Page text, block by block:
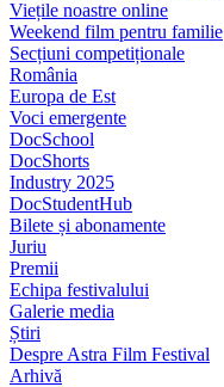
Viețile noastre online
Weekend film pentru familie
Secțiuni competiționale
România
Europa de Est
Voci emergente
DocSchool
DocShorts
Industry 2025
DocStudentHub
Bilete și abonamente
Juriu
Premii
Echipa festivalului
Galerie media
Știri
Despre Astra Film Festival
Arhivă